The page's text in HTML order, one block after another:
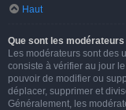
Haut
Que sont les modérateurs
Les modérateurs sont des
consiste à vérifier au jour
pouvoir de modifier ou
déplacer, supprimer et
Généralement, les